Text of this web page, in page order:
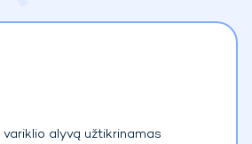
variklio alyvą užtikrinamas